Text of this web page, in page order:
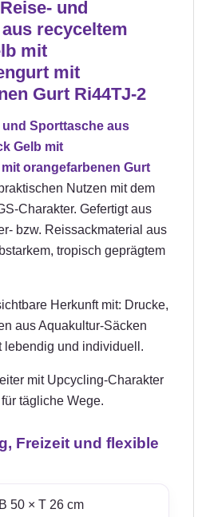
und
recyceltem
mit
mit
Gurt Ri44TJ-2
und Sporttasche aus
Gelb mit
orangefarbenen Gurt
Nutzen mit dem
Charakter. Gefertigt aus
bzw. Reissackmaterial aus
tropisch geprägtem
Herkunft mit: Drucke,
aus Aquakultur-Säcken
lebendig und individuell.
mit Upcycling-Charakter
tägliche Wege.
Freizeit und flexible
50 × T 26 cm